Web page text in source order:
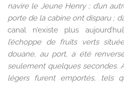
navire le Jeune Henry ; d’un
porte de la cabine ont disparu ;
canal n’existe plus aujourd’hui]
l’échoppe de fruits verts
douane, au port, a été
seulement quelques secondes.
légers furent emportés, tels